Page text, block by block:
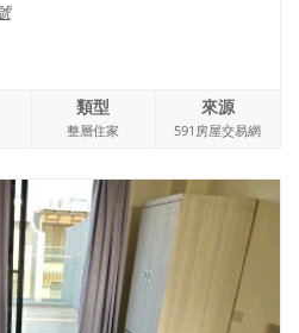
類型
整層住家
來源
591房屋交易網